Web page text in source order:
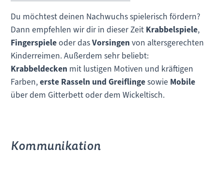
Du möchtest deinen Nachwuchs spielerisch fördern?
Dann empfehlen wir dir in dieser Zeit Krabbelspiele,
Fingerspieleoder dasVorsingen von altersgerechten
Kinderreimen. Außerdem sehr beliebt:
Krabbeldecken mit lustigen Motiven und kräftigen
Farben,erste Rasseln und Greiflingesowie Mobile
über dem Gitterbett oder dem Wickeltisch.
Kommunikation